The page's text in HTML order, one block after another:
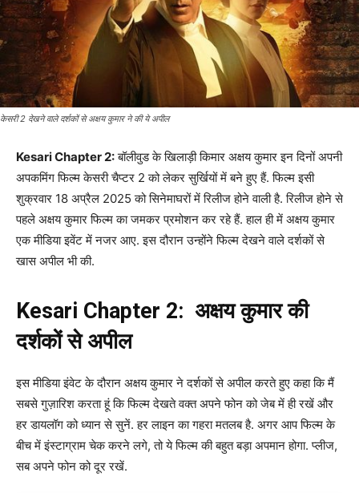
केसरी 2 देखने वाले दर्शकों से अक्षय कुमार ने की ये अपील
Kesari Chapter 2:बॉलीवुड के खिलाड़ी किमार अक्षय कुमार इन दिनों अपनी
अपकमिंग फिल्म केसरी चैप्टर 2 को लेकर सुर्खियों में बने हुए हैं. फिल्म इसी
शुक्रवार 18 अप्रैल 2025 को सिनेमाघरों में रिलीज होने वाली है. रिलीज होने से
पहले अक्षय कुमार फिल्म का जमकर प्रमोशन कर रहे हैं. हाल ही में अक्षय कुमार
एक मीडिया इवेंट में नजर आए. इस दौरान उन्होंने फिल्म देखने वाले दर्शकों से
खास अपील भी की.
Kesari Chapter 2: अक्षय कुमार की
दर्शकों से अपील
इस मीडिया इंवेट के दौरान अक्षय कुमार ने दर्शकों से अपील करते हुए कहा कि मैं
सबसे गुज़ारिश करता हूं कि फिल्म देखते वक्त अपने फोन को जेब में ही रखें और
हर डायलॉग को ध्यान से सुनें. हर लाइन का गहरा मतलब है. अगर आप फिल्म के
बीच में इंस्टाग्राम चेक करने लगे, तो ये फिल्म की बहुत बड़ा अपमान होगा. प्लीज,
सब अपने फोन को दूर रखें.